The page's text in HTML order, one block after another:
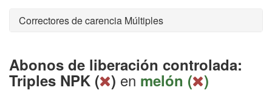
Correctores de carencia Múltiples
Abonos de liberación controlada:
Triples NPK ( ) en melón ( )